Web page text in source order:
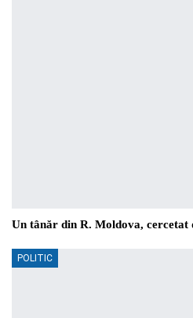
Un tânăr din R. Moldova,
POLITIC